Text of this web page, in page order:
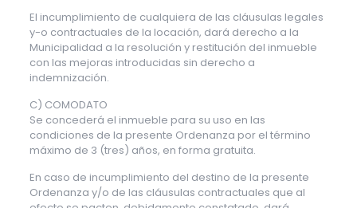
El incumplimiento de cualquiera de las cláusulas legales
y-o contractuales de la locación, dará derecho a la
Municipalidad a la resolución y restitución del inmueble
con las mejoras introducidas sin derecho a
indemnización.
C) COMODATO
Se concederá el inmueble para su uso en las
condiciones de la presente Ordenanza por el término
máximo de 3 (tres) años, en forma gratuita.
En caso de incumplimiento del destino de la presente
Ordenanza y/o de las cláusulas contractuales que al